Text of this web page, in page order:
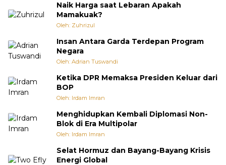
Naik Harga saat Lebaran Apakah
Mamakuak?
Oleh: Zuhrizul
Insan Antara Garda Terdepan Program
Negara
Oleh: Adrian Tuswandi
Ketika DPR Memaksa Presiden Keluar dari
BOP
Oleh: Irdam Imran
Menghidupkan Kembali Diplomasi Non-
Blok di Era Multipolar
Oleh: Irdam Imran
Selat Hormuz dan Bayang-Bayang Krisis
Energi Global